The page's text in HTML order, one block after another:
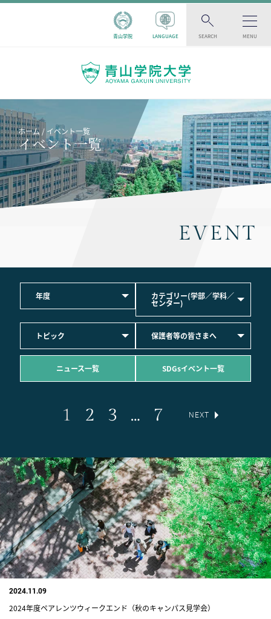
青山学院 LANGUAGE SEARCH MENU
ホーム イベント一覧
イベント一覧
EVENT
年度 カテゴリー(学部／学科／
センター)
トピック 保護者等の皆さまへ
ニュース一覧 SDGsイベント一覧
1 2 3 … 7 NEXT
2024.11.09
2024年度ペアレンツウィークエンド（秋のキャンパス見学会）